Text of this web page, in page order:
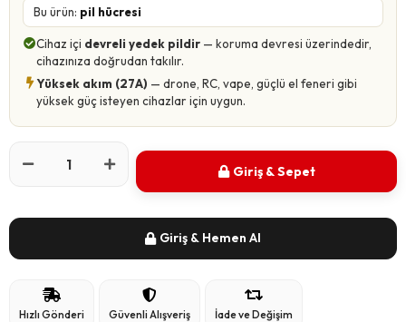
Bu ürün: pil hücresi
Cihaz içi devreli yedek pildir — koruma devresi üzerindedir,
cihazınıza doğrudan takılır.
Yüksek akım (27A) — drone, RC, vape, güçlü el feneri gibi
yüksek güç isteyen cihazlar için uygun.
Giriş & Sepet
Giriş & Hemen Al
Hızlı Gönderi Güvenli Alışveriş İade ve Değişim